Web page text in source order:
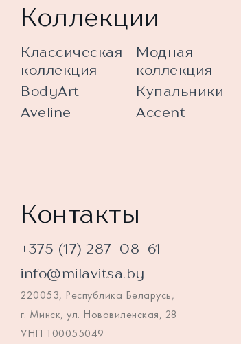
Коллекции
Классическая
коллекция
BodyArt
Aveline
Модная
коллекция
Купальники
Accent
Контакты
+375 (17) 287-08-61
info@milavitsa.by
220053, Республика Беларусь,
г. Минск, ул. Нововиленская, 28
УНП 100055049